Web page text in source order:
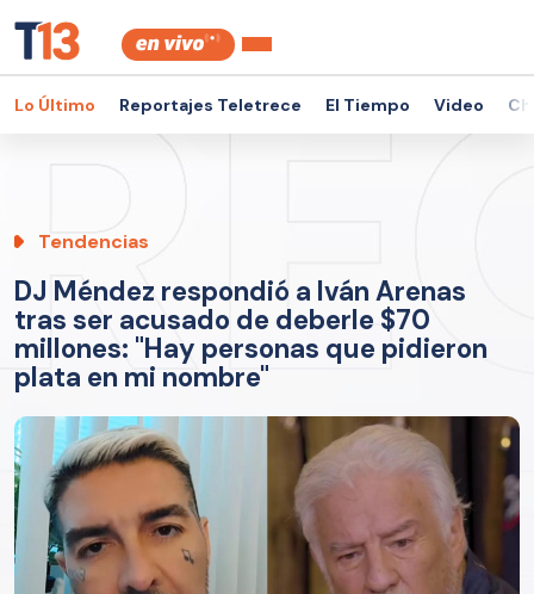
Lo Último Reportajes Teletrece El Tiempo Video
Tendencias
DJ Méndez respondió a Iván Arenas
tras ser acusado de deberle $70
millones: "Hay personas que pidieron
plata en mi nombre"